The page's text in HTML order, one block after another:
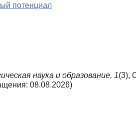
потенциал
наука и образование, 1(3),
08.08.2026)